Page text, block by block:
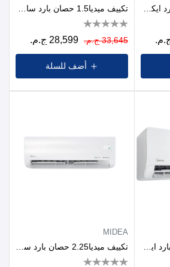
33,645 ج.م. 28,599 ج.م.
أضف للسلة
MIDEA